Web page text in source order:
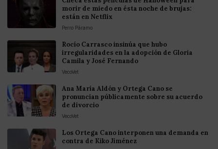
morir de miedo en ésta noche de brujas:
están en Netflix
Perro Páramo
Rocío Carrasco insinúa que hubo
irregularidades en la adopción de Gloria
Camila y José Fernando
VecoVet
Ana María Aldón y Ortega Cano se
pronuncian públicamente sobre su acuerdo
de divorcio
VecoVet
Los Ortega Cano interponen una demanda en
contra de Kiko Jiménez